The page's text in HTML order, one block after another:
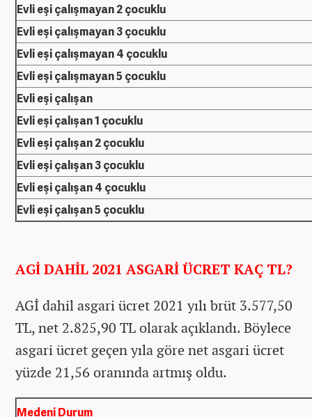
Evli eşi çalışmayan 2 çocuklu
Evli eşi çalışmayan 3 çocuklu
Evli eşi çalışmayan 4 çocuklu
Evli eşi çalışmayan 5 çocuklu
Evli eşi çalışan
Evli eşi çalışan 1 çocuklu
Evli eşi çalışan 2 çocuklu
Evli eşi çalışan 3 çocuklu
Evli eşi çalışan 4 çocuklu
Evli eşi çalışan 5 çocuklu
AGİ DAHİL 2021 ASGARİ ÜCRET KAÇ TL?
AGİ dahil asgari ücret 2021 yılı brüt 3.577,50
TL, net 2.825,90 TL olarak açıklandı. Böylece
asgari ücret geçen yıla göre net asgari ücret
yüzde 21,56 oranında artmış oldu.
Medeni Durum